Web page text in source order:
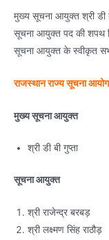
मुख्य सूचना आयुक्त श्री डी
सूचना आयुक्त पद की शपथ
सूचना आयुक्त के स्वीकृत
राजस्थान राज्य सूचना
मुख्य सूचना आयुक्त
श्री डी बी गुप्ता
सूचना आयुक्त
श्री राजेन्द्र बरबड़
श्री लक्ष्मण सिंह राठौड़